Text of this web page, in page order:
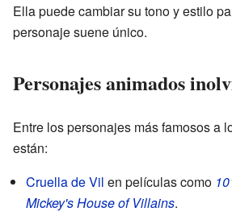
Ella puede cambiar su tono y estilo
personaje suene único.
Personajes animados
Entre los personajes más famosos a
están:
Cruella de Vil en películas como
Mickey's House of Villains.